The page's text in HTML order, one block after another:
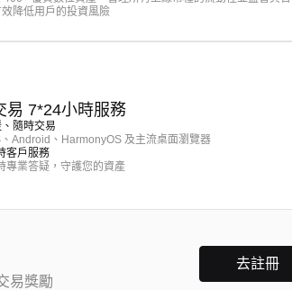
降低用戶的投資風險
易 7*24小時服務
隨時交易
Android、HarmonyOS 及主流桌面瀏覽器
客戶服務
專業答疑，守護您的資產
易獎勵
去註冊